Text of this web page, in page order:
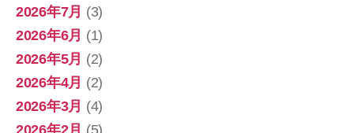
2026年7月 (3)
2026年6月 (1)
2026年5月 (2)
2026年4月 (2)
2026年3月 (4)